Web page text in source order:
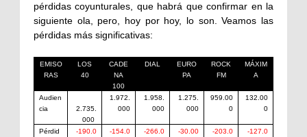
pérdidas coyunturales, que habrá que confirmar en la
siguiente ola, pero, hoy por hoy, lo son. Veamos las
pérdidas más significativas:
EMISO
RAS
LOS
40
CADE
NA
100
DIAL
EURO
PA
ROCK
FM
MÁXIM
A
Audien
cia
2.735.
000
1.972.
000
1.958.
000
1.275.
000
959.00
0
132.00
0
Pérdid
-190.0
-154.0
-266.0
-30.00
-203.0
-127.0